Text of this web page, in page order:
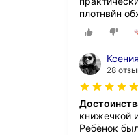
плотнвйн
28
книжечкой
Ребёнок